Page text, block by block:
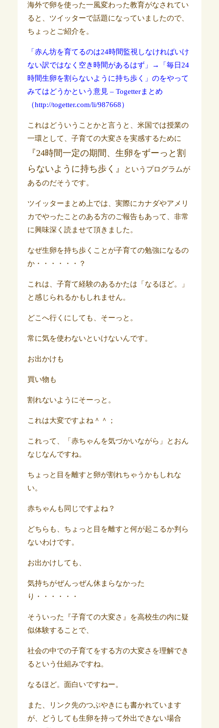
海外で卵を使った一風変わった教育がなされてい
ると、ツイッターで話題になっていましたので、
ちょっとご紹介を。
「赤ん坊を育てるのは24時間監視しなければいけ
ない訳ではなく空き時間があるはず」→「毎日24
時間生卵を割らないように持ち歩く」のをやって
みてはどうかという意見 – Togetterまとめ
（http://togetter.com/li/987668）
これはどういうことかと言うと、米国では授業の
一環として、子育ての大変さを実感するために
『24時間一定の期間、生卵をずーっと割
らないように持ち歩く』
というプログラムが
あるのだそうです。
ツイッターまとめ上では、実際にカナダやアメリ
カでやったことのある方のご報告もあって、非常
に興味深く読ませて頂きました。
なぜ生卵を持ち歩くことが子育ての勉強になるの
か・・・・・・？
これは、子育て経験のあるかたは「なるほど。」
と感じられるかもしれません。
どこへ行くにしても、そーっと。
常に気を使わないといけないんです。
お出かけも
買い物も
割れないようにそーっと。
これは大変ですよね＾＾；
これって、「赤ちゃんを気づかいながら」とおん
なじなんですね。
ちょっと目を離すと卵が割れちゃうかもしれな
い。
赤ちゃんも同じですよね？
どちらも、ちょっと目を離すと何が起こるか判ら
ないわけです。
お出かけしても、
気持ちがぜんっぜん休まらなかった
り・・・・・・
そういった『子育ての大変さ』を高校生の内に疑
似体験することで、
社会の中での子育てをする方の大変さを理解でき
るという仕組みですね。
なるほど。面白いですねー。
また、リンク先のつぶやきにも書かれています
が、どうしても生卵を持って外出できない場合